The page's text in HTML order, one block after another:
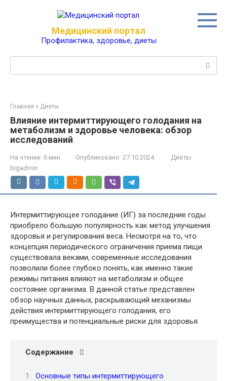
Медицинский портал
Профилактика, здоровье, диеты
Главная » Диеты
Влияние интермиттирующего голодания на
метаболизм и здоровье человека: обзор
исследований
На чтение: 6 мин Опубликовано: 27.10.2024
Диеты
bigadmin
Интермиттирующее голодание (ИГ) за последние годы
приобрело большую популярность как метод улучшения
здоровья и регулирования веса. Несмотря на то, что
концепция периодического ограничения приема пищи
существовала веками, современные исследования
позволили более глубоко понять, как именно такие
режимы питания влияют на метаболизм и общее
состояние организма. В данной статье представлен
обзор научных данных, раскрывающий механизмы
действия интермиттирующего голодания, его
преимущества и потенциальные риски для здоровья.
Содержание
Основные типы интермиттирующего